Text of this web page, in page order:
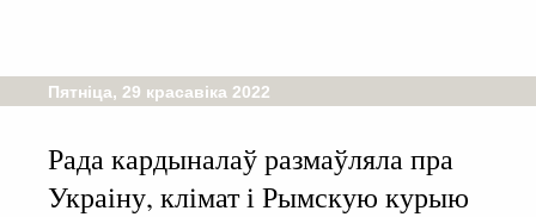
Пятніца, 29 красавіка 2022
Рада кардыналаў размаўляла пра
Украіну, клімат і Рымскую курыю